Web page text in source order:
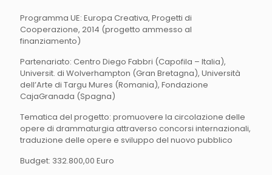
Programma UE: Europa Creativa, Progetti di
Cooperazione, 2014 (progetto ammesso al
finanziamento)
Partenariato: Centro Diego Fabbri (Capofila – Italia),
Universit. di Wolverhampton (Gran Bretagna), Università
dell’Arte di Targu Mures (Romania), Fondazione
CajaGranada (Spagna)
Tematica del progetto: promuovere la circolazione delle
opere di drammaturgia attraverso concorsi internazionali,
traduzione delle opere e sviluppo del nuovo pubblico
Budget: 332.800,00 Euro